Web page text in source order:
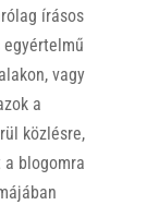
írásos
egyértelmű
vagy
a
közlésre,
blogomra